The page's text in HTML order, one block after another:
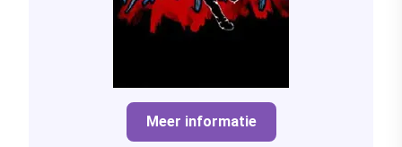
Meer informatie